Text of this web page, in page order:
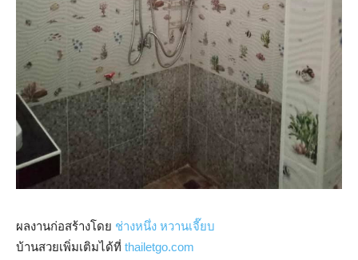
ผลงานก่อสร้างโดย ช่างหนึ่ง หวานเจี๊ยบ
บ้านสวยเพิ่มเติมได้ที่ thailetgo.com